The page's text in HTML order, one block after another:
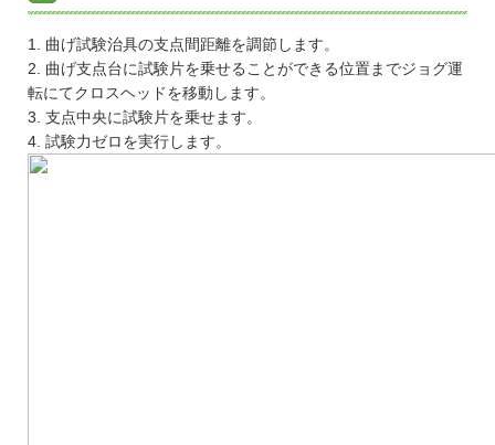
1. 曲げ試験治具の支点間距離を調節します。
2. 曲げ支点台に試験片を乗せることができる位置までジョグ運
転にてクロスヘッドを移動します。
3. 支点中央に試験片を乗せます。
4. 試験力ゼロを実行します。